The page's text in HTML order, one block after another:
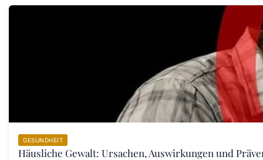
GESUNDHEIT
Häusliche Gewalt: Ursachen, Auswirkungen und